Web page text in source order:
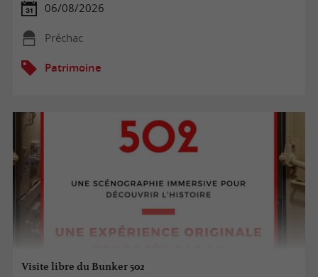
06/08/2026
Préchac
Patrimoine
Visite libre du Bunker 502